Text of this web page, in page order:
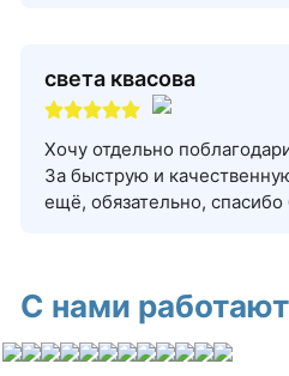
света квасова
Хочу отдельно
За быструю и
ещё, обязательно,
С нами работают